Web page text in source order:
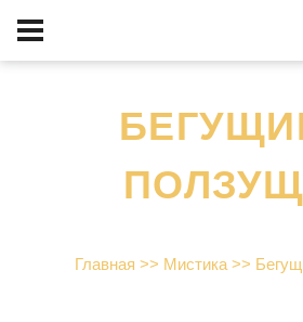
Главная >> Мистика >>